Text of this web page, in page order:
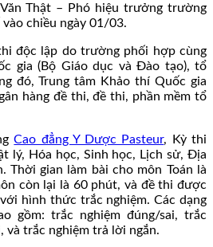
Thật – Phó hiệu trưởng trường
chiều ngày 01/03.
độc lập do trường phối hợp cùng
gia (Bộ Giáo dục và Đào tạo), tổ
đó, Trung tâm Khảo thí Quốc gia
hàng đề thi, đề thi, phần mềm tổ
Cao đẳng Y Dược Pasteur, Kỳ thi
lý, Hóa học, Sinh học, Lịch sử, Địa
Thời gian làm bài cho môn Toán là
còn lại là 60 phút, và đề thi được
hình thức trắc nghiệm. Các dạng
gồm: trắc nghiệm đúng/sai, trắc
và trắc nghiệm trả lời ngắn.